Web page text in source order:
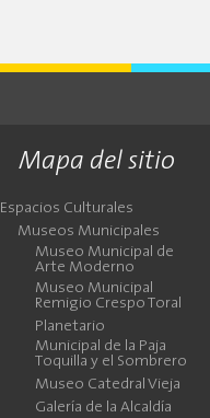
Mapa del sitio
Espacios Culturales
Museos Municipales
Museo Municipal de
Arte Moderno
Museo Municipal
Remigio Crespo Toral
Planetario
Municipal de la Paja
Toquilla y el Sombrero
Museo Catedral Vieja
Galería de la Alcaldía